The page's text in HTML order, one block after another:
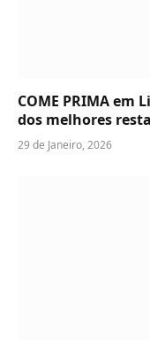
COME PRIMA em
dos melhores
29 de Janeiro, 2026